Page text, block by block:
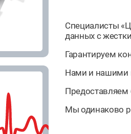
Специалисты
данных с
Гарантируем
Нами и нашими
Предоставляем
Мы одинаково